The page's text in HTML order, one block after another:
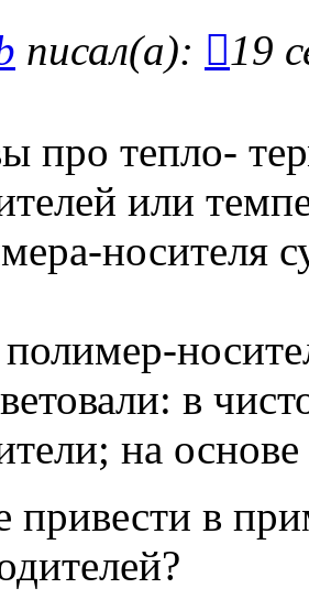
писал(а): 19
про тепло-
или
носителя
полимер-
в
на
привести в